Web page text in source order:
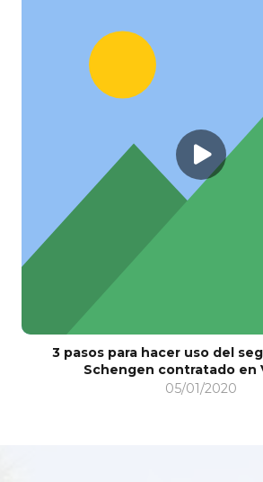
3 pasos para hacer uso del
Schengen contratado en
05/01/2020